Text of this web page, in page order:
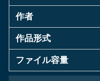
作者
作品形式
ファイル容量